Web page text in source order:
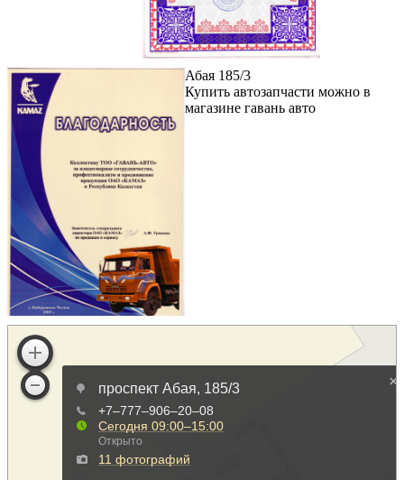
Абая 185/3
Купить автозапчасти можно в
магазине гавань авто